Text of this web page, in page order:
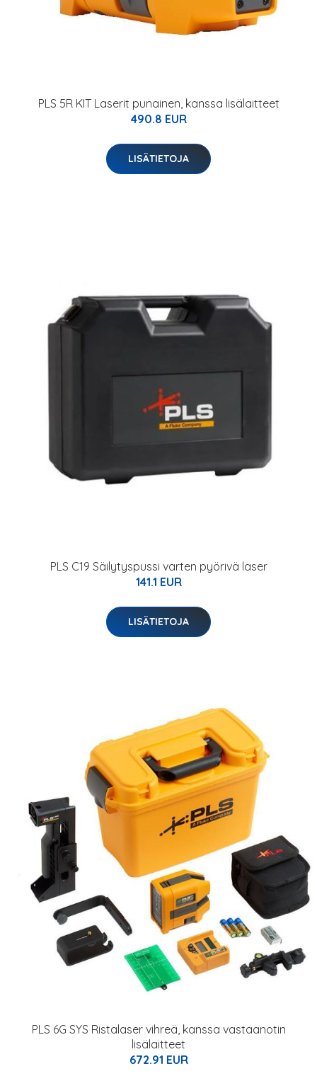
PLS 5R KIT Laserit punainen, kanssa lisälaitteet
490.8 EUR
LISÄTIETOJA
PLS C19 Säilytyspussi varten pyörivä laser
141.1 EUR
LISÄTIETOJA
PLS 6G SYS Ristalaser vihreä, kanssa vastaanotin
lisälaitteet
672.91 EUR